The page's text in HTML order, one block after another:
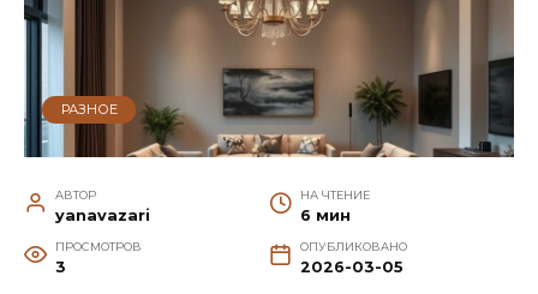
РАЗНОЕ
АВТОР
yanavazari
НА ЧТЕНИЕ
6 мин
ПРОСМОТРОВ
3
ОПУБЛИКОВАНО
2026-03-05